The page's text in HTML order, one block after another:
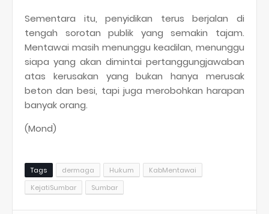
Sementara itu, penyidikan terus berjalan di
tengah sorotan publik yang semakin tajam.
Mentawai masih menunggu keadilan, menunggu
siapa yang akan dimintai pertanggungjawaban
atas kerusakan yang bukan hanya merusak
beton dan besi, tapi juga merobohkan harapan
banyak orang.
(Mond)
Tags dermaga Hukum
KabMentawai
KejatiSumbar
Sumbar